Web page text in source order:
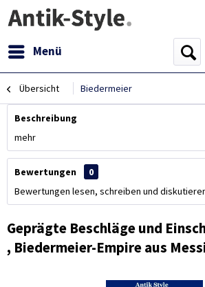
Menü
Übersicht Biedermeier
Beschreibung
mehr
Bewertungen
0
Bewertungen lesen, schreiben und
Geprägte Beschläge und
, Biedermeier-Empire aus